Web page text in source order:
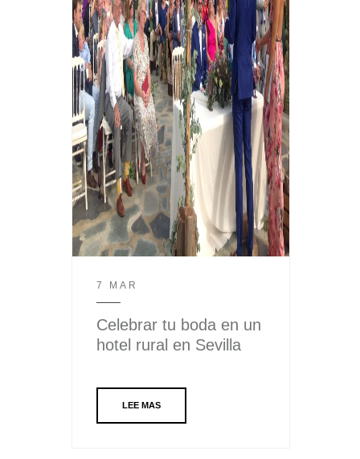
7 MAR
Celebrar tu boda en un
hotel rural en Sevilla
LEE MAS